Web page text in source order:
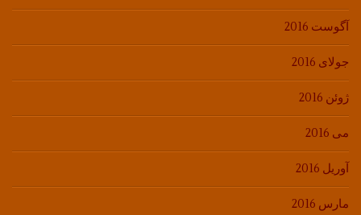
آگوست 2016
جولای 2016
ژوئن 2016
می 2016
آوریل 2016
مارس 2016